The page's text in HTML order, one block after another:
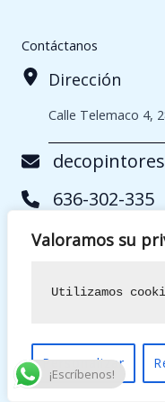
Valoramos su
Utilizamos
Personalizar
Contáctanos
Dirección
Calle Telemaco 4,
636-302-335
08.00H –
Nombre*
*
e
Móvil*
¡Escríbenos!